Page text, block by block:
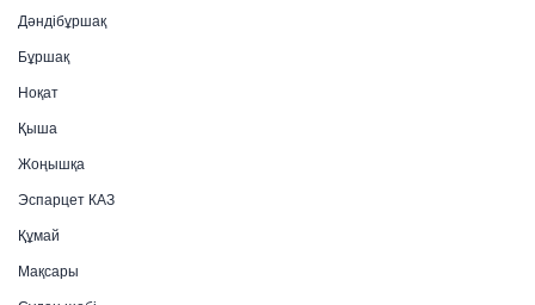
Дәндібұршақ
Бұршақ
Ноқат
Қыша
Жоңышқа
Эспарцет КАЗ
Құмай
Мақсары